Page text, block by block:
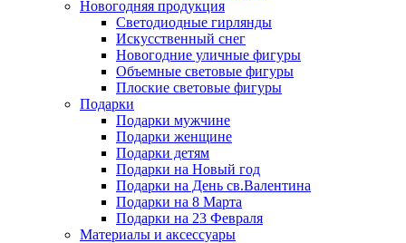
Новогодняя продукция
Светодиодные гирлянды
Искусственный снег
Новогодние уличные фигуры
Объемные световые фигуры
Плоские световые фигуры
Подарки
Подарки мужчине
Подарки женщине
Подарки детям
Подарки на Новый год
Подарки на День св.Валентина
Подарки на 8 Марта
Подарки на 23 Февраля
Материалы и аксессуары